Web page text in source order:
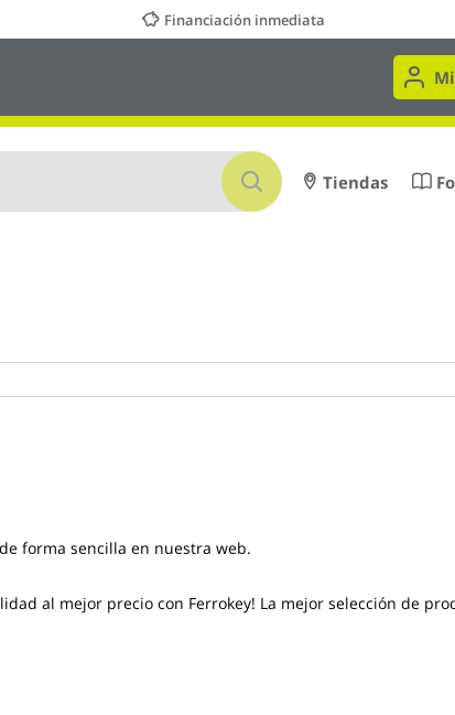
Financiación inmediata
Buscar
Tiendas
forma sencilla en nuestra web.
al mejor precio con Ferrokey! La mejor selección de